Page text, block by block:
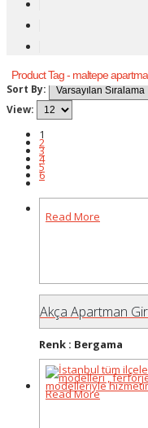
Product Tag - maltepe
Sort By:
View:
1
2
3
4
5
6
Read More
Akça Apartman
Renk : Bergama
Read More